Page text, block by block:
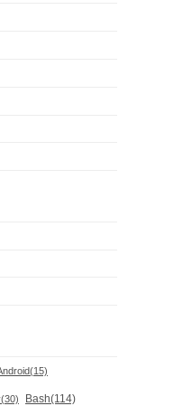
Bash(114)